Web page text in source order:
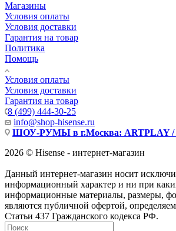
Магазины
Условия оплаты
Условия доставки
Гарантия на товар
Политика
Помощь
Условия оплаты
Условия доставки
Гарантия на товар
8 (499) 444-30-25
info@shop-hisense.ru
ШОУ-РУМЫ в г.Москва: ARTPLAY
2026 © Hisense - интернет-магазин
Данный интернет-магазин носит
информационный характер и ни при
информационные материалы, размеры,
являются публичной офертой,
Статьи 437 Гражданского кодекса РФ.